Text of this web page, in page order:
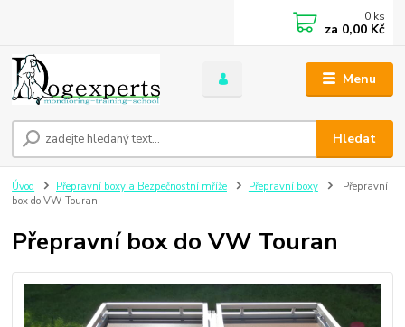
Menu
Hledat
0 ks
za 0,00 Kč
Úvod Přepravní boxy a Bezpečnostní mříže Přepravní boxy
Přepravní
box do VW Touran
Přepravní box do VW Touran